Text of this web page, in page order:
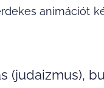
animációt
(judaizmus),